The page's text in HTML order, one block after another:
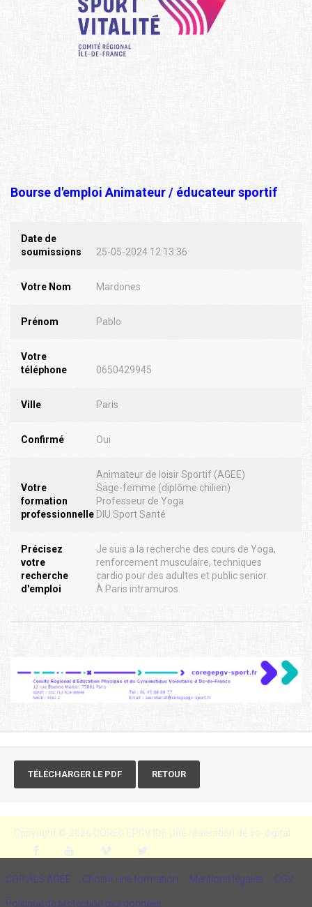
Bourse d'emploi Animateur / éducateur sportif
Date de
soumissions
25-05-2024 12:13:36
Votre Nom Mardones
Prénom Pablo
Votre
téléphone
0650429945
Ville Paris
Confirmé Oui
Votre
formation
professionnelle
Animateur de loisir Sportif (AGEE)
Sage-femme (diplôme chilien)
Professeur de Yoga
DIU Sport Santé
Précisez
votre
recherche
d'emploi
Je suis a la recherche des cours de Yoga,
renforcement musculaire, techniques
cardio pour des adultes et public senior.
À Paris intramuros.
TÉLÉCHARGER LE PDF RETOUR
CQP ALS AGEE Choisir une formation Mentions légales CGV
Politique de protection des données